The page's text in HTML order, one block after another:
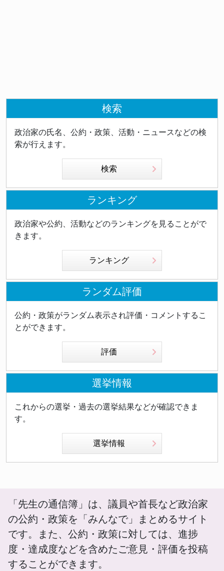
検索
政治家の氏名、公約・政策、活動・ニュースなどの検
索が行えます。
検索
ランキング
政治家や公約、活動などのランキングを見ることがで
きます。
ランキング
ランダム評価
公約・政策がランダム表示され評価・コメントするこ
とができます。
評価
選挙情報
これからの選挙・過去の選挙結果などが確認できま
す。
選挙情報
「先生の通信簿」は、議員や首長など政治家
の公約・政策を「みんなで」まとめるサイト
です。また、公約・政策に対しては、進捗
度・達成度などを含めたご意見・評価を投稿
することができます。